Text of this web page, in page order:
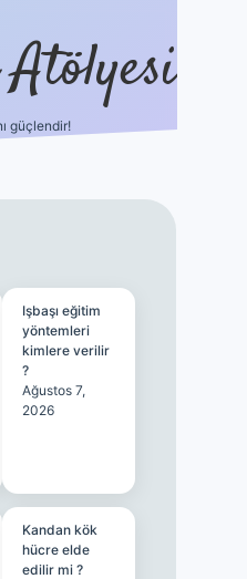
güçlendir!
Işbaşı eğitim
yöntemleri
kimlere verilir
?
Ağustos 7,
2026
Kandan kök
hücre elde
edilir mi ?
ilbet casino